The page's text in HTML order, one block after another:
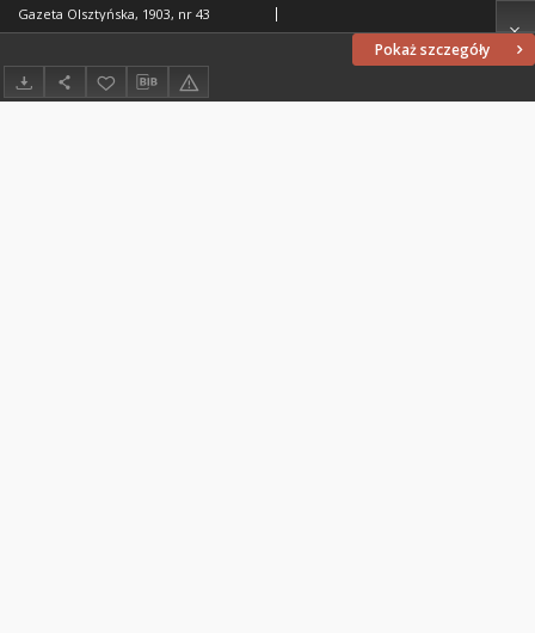
Pokaż szczegóły
Gazeta Olsztyńska, 1903, nr 43